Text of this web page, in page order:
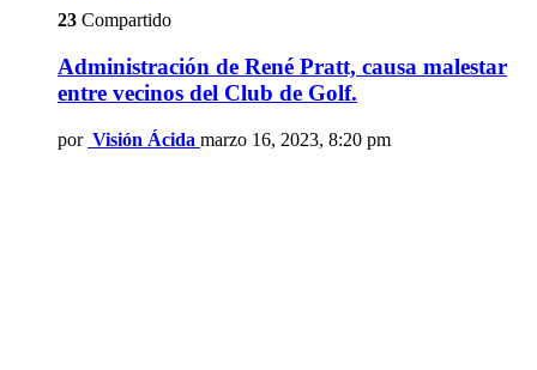
23 Compartido
Administración de René Pratt, causa malestar
entre vecinos del Club de Golf.
por Visión Ácida marzo 16, 2023, 8:20 pm